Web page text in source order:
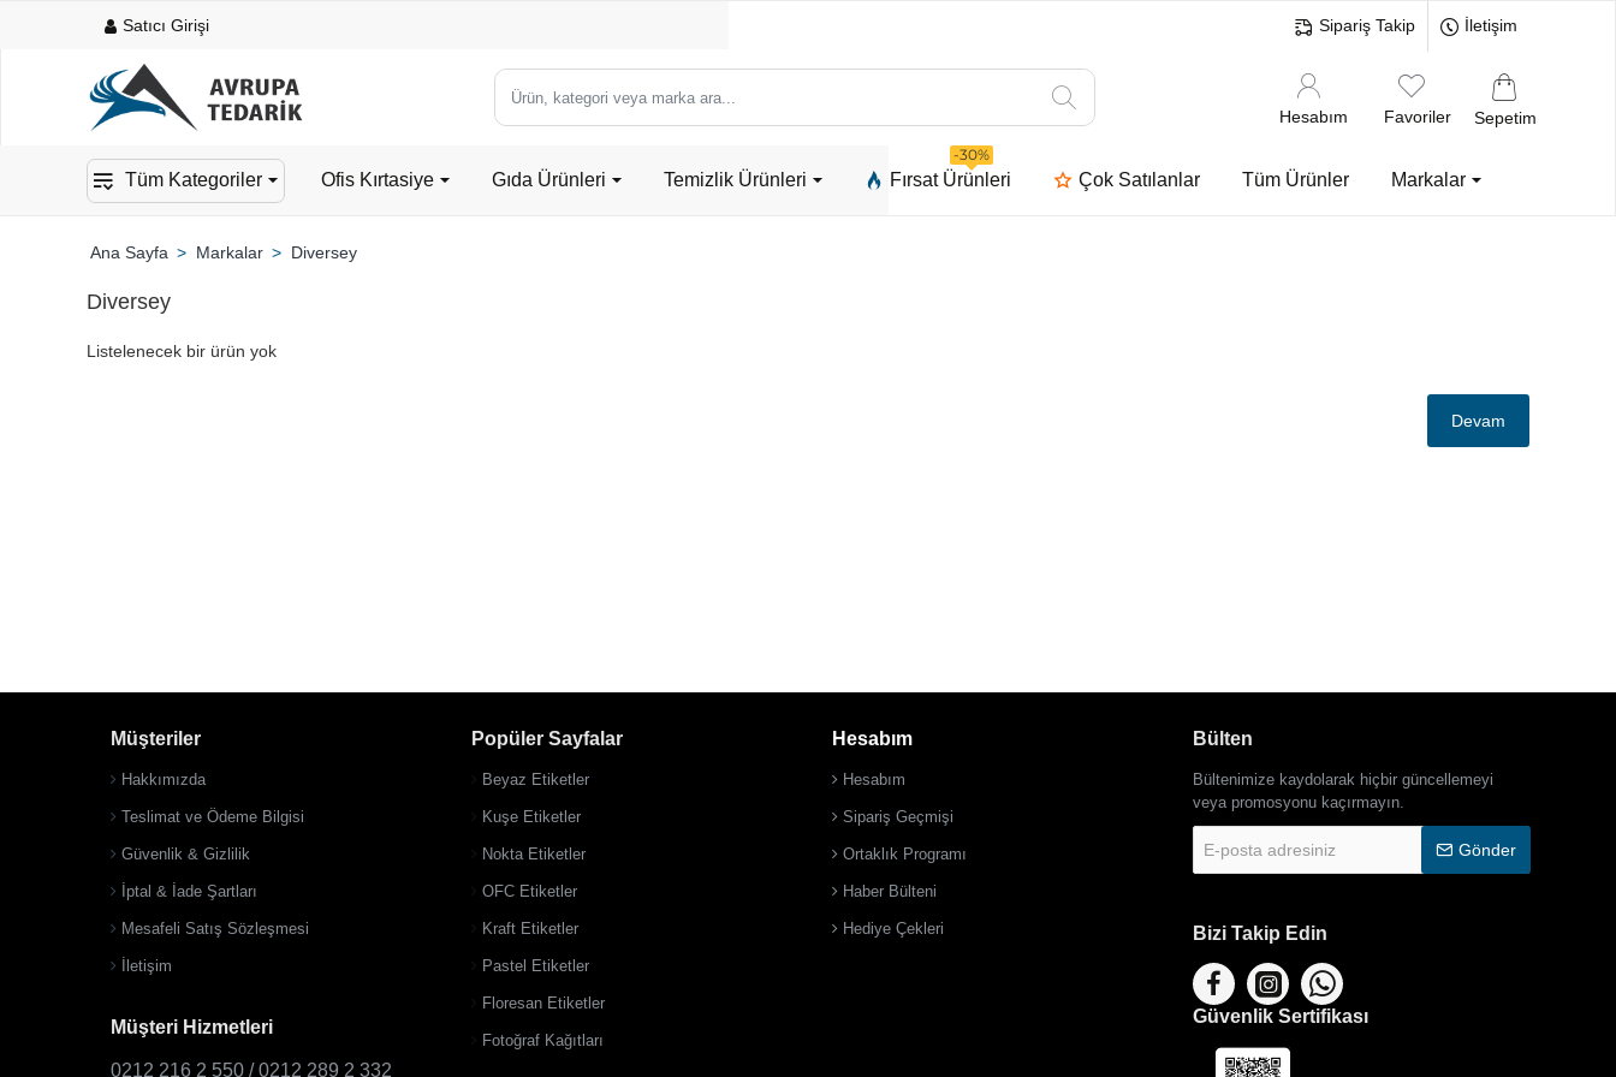
Satıcı Girişi Sipariş Takip İletişim
Ürün,
kategori
marka
Hesabım Favoriler Sepetim
Tüm Kategoriler Ofis Kırtasiye Gıda Ürünleri Temizlik Ürünleri Fırsat Ürünleri
-30%
Çok Satılanlar Tüm Ürünler Markalar
Markalar Diversey
Diversey
Listelenecek bir ürün yok
Devam
Müşteriler
Hakkımızda
Teslimat ve Ödeme Bilgisi
Güvenlik & Gizlilik
İptal & İade Şartları
Mesafeli Satış Sözleşmesi
İletişim
Müşteri Hizmetleri
0212 216 2 550 / 0212 289 2 332
Popüler Sayfalar
Beyaz Etiketler
Kuşe Etiketler
Nokta Etiketler
OFC Etiketler
Kraft Etiketler
Pastel Etiketler
Floresan Etiketler
Fotoğraf Kağıtları
Hesabım
Hesabım
Sipariş Geçmişi
Ortaklık Programı
Haber Bülteni
Hediye Çekleri
Bülten
Bültenimize kaydolarak hiçbir güncellemeyi
veya promosyonu kaçırmayın.
posta
Gönder
Bizi Takip Edin
Güvenlik Sertifikası